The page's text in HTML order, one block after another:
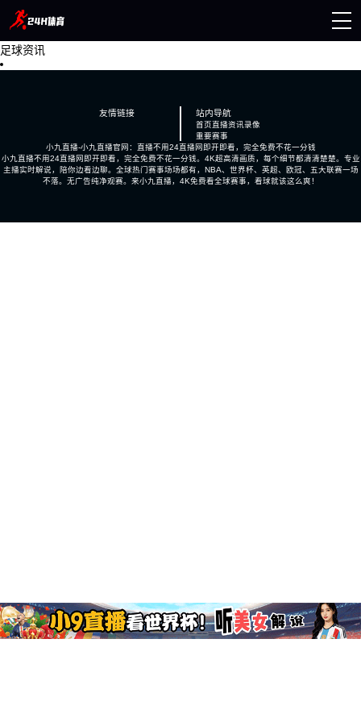
足球资讯
友情链接 站内导航
首页直播资讯录像
重要赛事
小九直播-小九直播官网：直播不用24直播网即开即看，完全免费不花一分钱
小九直播不用24直播网即开即看，完全免费不花一分钱。4K超高清画质，每个细节都清清楚楚。专业
主播实时解说，陪你边看边聊。全球热门赛事场场都有，NBA、世界杯、英超、欧冠、五大联赛一场
不落。无广告纯净观赛。来小九直播，4K免费看全球赛事，看球就该这么爽！